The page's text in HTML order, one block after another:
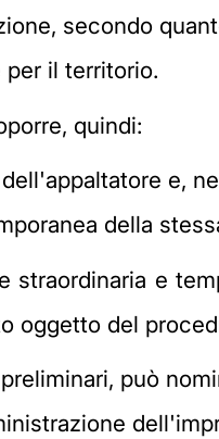
secondo
il territorio.
quindi:
e,
della
straordinaria e
oggetto del
può